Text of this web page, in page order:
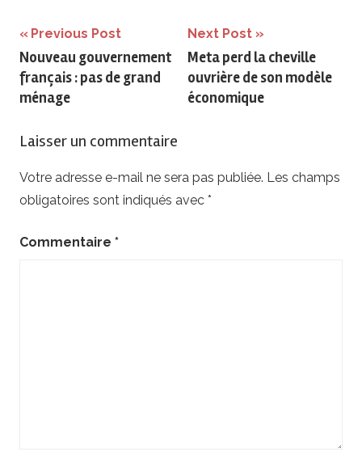
Navigation
de
l’article
Previous Post
Nouveau gouvernement
français : pas de grand
ménage
Next Post
Meta perd la cheville
ouvrière de son modèle
économique
Laisser un commentaire
Votre adresse e-mail ne sera pas publiée. Les champs
obligatoires sont indiqués avec *
Commentaire *